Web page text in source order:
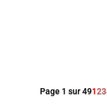
Page 1 sur 49123